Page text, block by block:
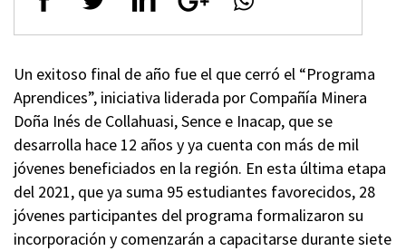
Un exitoso final de año fue el que cerró el “Programa
Aprendices”, iniciativa liderada por Compañía Minera
Doña Inés de Collahuasi, Sence e Inacap, que se
desarrolla hace 12 años y ya cuenta con más de mil
jóvenes beneficiados en la región. En esta última etapa
del 2021, que ya suma 95 estudiantes favorecidos, 28
jóvenes participantes del programa formalizaron su
incorporación y comenzarán a capacitarse durante siete